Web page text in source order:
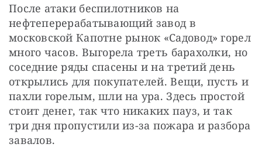
После атаки беспилотников на
нефтеперерабатывающий завод в
московской Капотне рынок «Садовод» горел
много часов. Выгорела треть барахолки, но
соседние ряды спасены и на третий день
открылись для покупателей. Вещи, пусть и
пахли горелым, шли на ура. Здесь простой
стоит денег, так что никаких пауз, и так
три дня пропустили из-за пожара и разбора
завалов.